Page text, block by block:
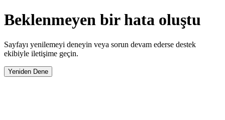
Beklenmeyen bir hata oluştu
Sayfayı yenilemeyi deneyin veya sorun devam ederse destek
ekibiyle iletişime geçin.
Yeniden Dene